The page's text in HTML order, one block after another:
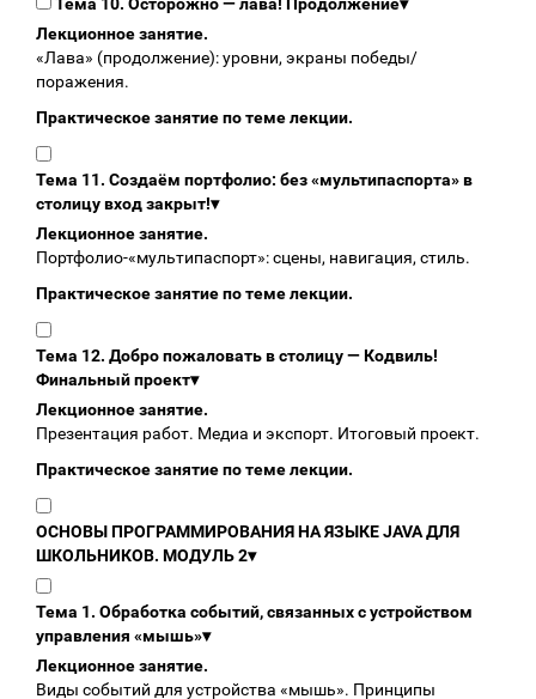
Лекционное занятие.
«Лава» (продолжение): уровни, экраны победы/
поражения.
Практическое занятие по теме лекции.
Тема 11. Создаём портфолио: без «мультипаспорта» в
столицу вход закрыт!▾
Лекционное занятие.
Портфолио‑«мультипаспорт»: сцены, навигация, стиль.
Практическое занятие по теме лекции.
Тема 12. Добро пожаловать в столицу — Кодвиль!
Финальный проект▾
Лекционное занятие.
Презентация работ. Медиа и экспорт. Итоговый проект.
Практическое занятие по теме лекции.
ОСНОВЫ ПРОГРАММИРОВАНИЯ НА ЯЗЫКЕ JAVA ДЛЯ
ШКОЛЬНИКОВ. МОДУЛЬ 2▾
Тема 1. Обработка событий, связанных с устройством
управления «мышь»▾
Лекционное занятие.
Виды событий для устройства «мышь». Принципы